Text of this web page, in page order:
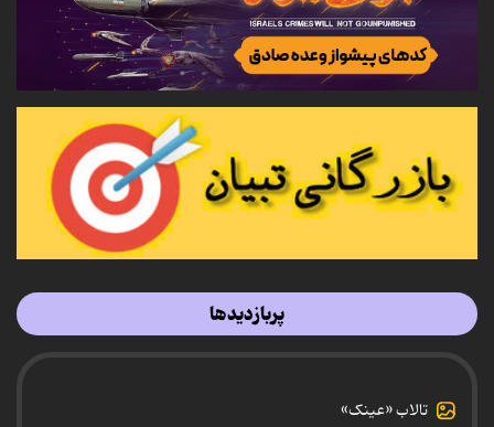
پربازدیدها
تالاب «عینک»